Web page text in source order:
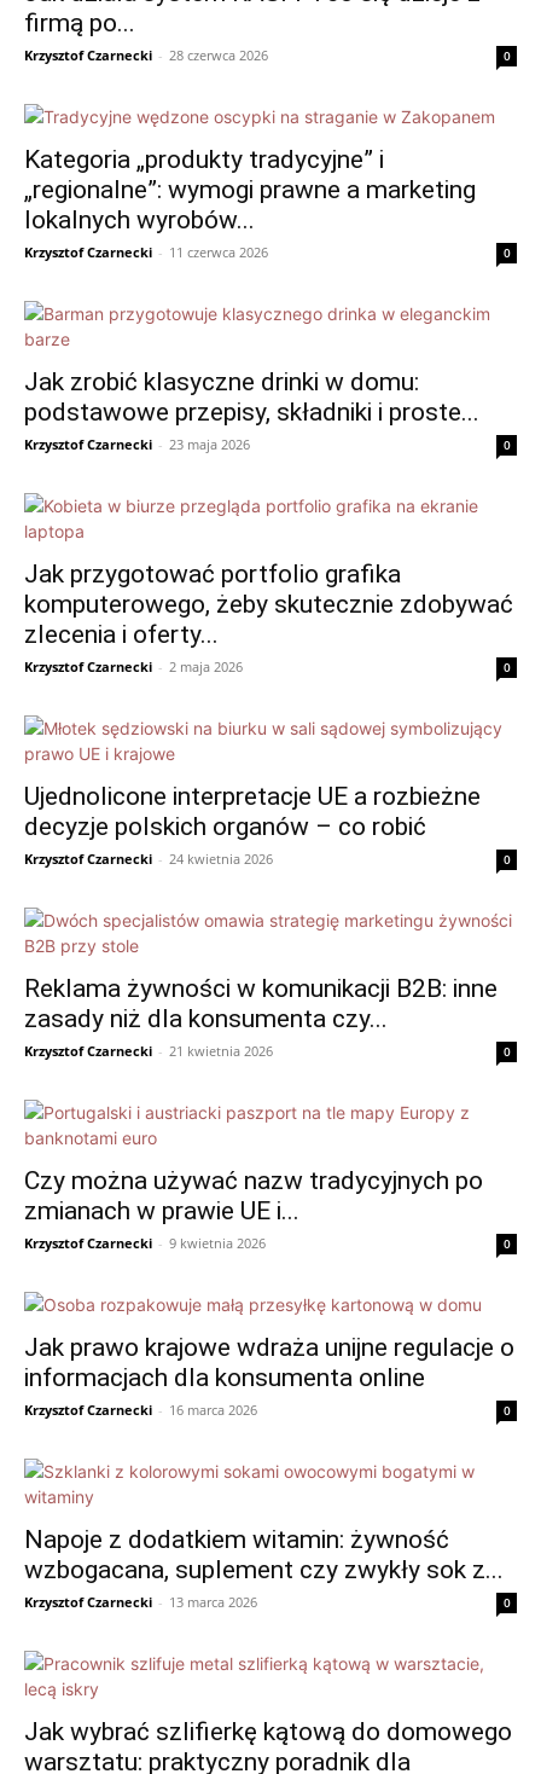
firmą po...
Krzysztof Czarnecki - 28 czerwca 2026 0
Kategoria „produkty tradycyjne” i
„regionalne”: wymogi prawne a marketing
lokalnych wyrobów...
Krzysztof Czarnecki - 11 czerwca 2026 0
Jak zrobić klasyczne drinki w domu:
podstawowe przepisy, składniki i proste...
Krzysztof Czarnecki - 23 maja 2026 0
Jak przygotować portfolio grafika
komputerowego, żeby skutecznie zdobywać
zlecenia i oferty...
Krzysztof Czarnecki - 2 maja 2026 0
Ujednolicone interpretacje UE a rozbieżne
decyzje polskich organów – co robić
Krzysztof Czarnecki - 24 kwietnia 2026 0
Reklama żywności w komunikacji B2B: inne
zasady niż dla konsumenta czy...
Krzysztof Czarnecki - 21 kwietnia 2026 0
Czy można używać nazw tradycyjnych po
zmianach w prawie UE i...
Krzysztof Czarnecki - 9 kwietnia 2026 0
Jak prawo krajowe wdraża unijne regulacje o
informacjach dla konsumenta online
Krzysztof Czarnecki - 16 marca 2026 0
Napoje z dodatkiem witamin: żywność
wzbogacana, suplement czy zwykły sok z...
Krzysztof Czarnecki - 13 marca 2026 0
Jak wybrać szlifierkę kątową do domowego
warsztatu: praktyczny poradnik dla